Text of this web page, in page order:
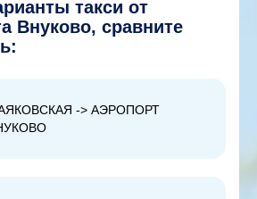
такси от
Внуково, сравните
-> АЭРОПОРТ